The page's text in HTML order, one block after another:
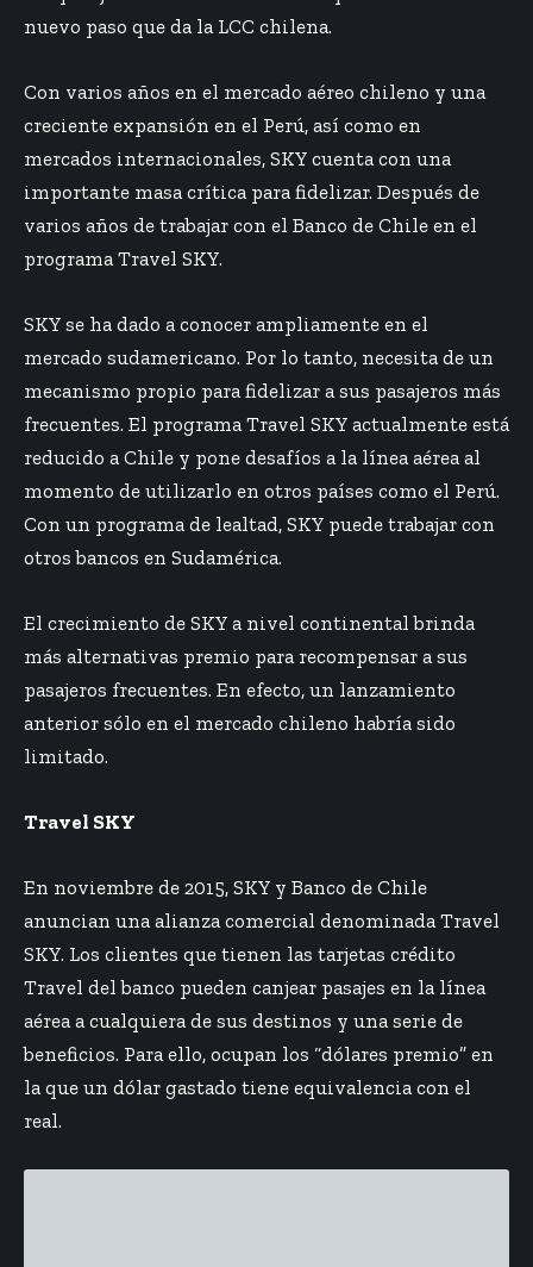
nuevo paso que da la LCC chilena.
Con varios años en el mercado aéreo chileno y una
creciente expansión en el Perú, así como en
mercados internacionales, SKY cuenta con una
importante masa crítica para fidelizar. Después de
varios años de trabajar con el Banco de Chile en el
programa Travel SKY.
SKY se ha dado a conocer ampliamente en el
mercado sudamericano. Por lo tanto, necesita de un
mecanismo propio para fidelizar a sus pasajeros más
frecuentes. El programa Travel SKY actualmente está
reducido a Chile y pone desafíos a la línea aérea al
momento de utilizarlo en otros países como el Perú.
Con un programa de lealtad, SKY puede trabajar con
otros bancos en Sudamérica.
El crecimiento de SKY a nivel continental brinda
más alternativas premio para recompensar a sus
pasajeros frecuentes. En efecto, un lanzamiento
anterior sólo en el mercado chileno habría sido
limitado.
Travel SKY
En noviembre de 2015, SKY y Banco de Chile
anuncian una alianza comercial denominada Travel
SKY. Los clientes que tienen las tarjetas crédito
Travel del banco pueden canjear pasajes en la línea
aérea a cualquiera de sus destinos y una serie de
beneficios. Para ello, ocupan los “dólares premio” en
la que un dólar gastado tiene equivalencia con el
real.